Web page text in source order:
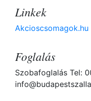
Linkek
Akcioscsomagok.hu
Foglalás
Szobafoglalás Tel: